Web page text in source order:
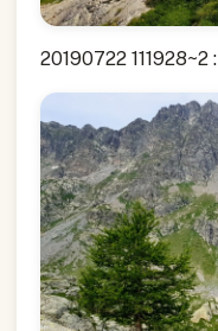
20190722 111928~2 :